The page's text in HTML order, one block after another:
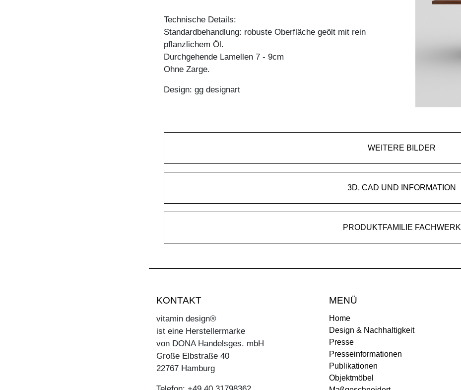
Technische Details:
Standardbehandlung: robuste Oberfläche geölt mit rein
pflanzlichem Öl.
Durchgehende Lamellen 7 - 9cm
Ohne Zarge.
Design: gg designart
WEITERE BILDER
3D, CAD UND INFORMATION
PRODUKTFAMILIE FACHWERK
KONTAKT
vitamin design®
ist eine Herstellermarke
von DONA Handelsges. mbH
Große Elbstraße 40
22767 Hamburg
MENÜ
Home
Design & Nachhaltigkeit
Presse
Presseinformationen
Publikationen
Objektmöbel